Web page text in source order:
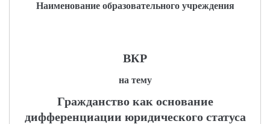
Наименование образовательного учреждения
ВКР
на тему
Гражданство как основание
дифференциации юридического статуса